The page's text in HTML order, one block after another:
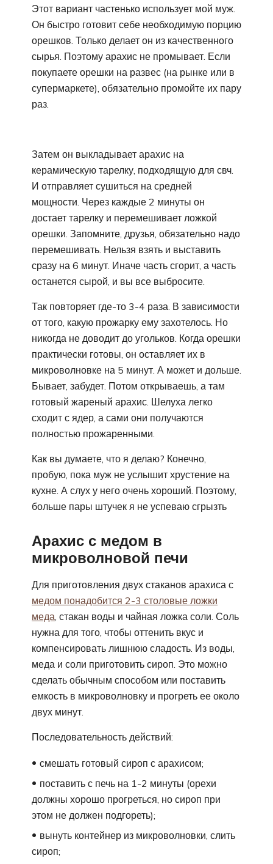
Этот вариант частенько использует мой муж.
Он быстро готовит себе необходимую порцию
орешков. Только делает он из качественного
сырья. Поэтому арахис не промывает. Если
покупаете орешки на развес (на рынке или в
супермаркете), обязательно промойте их пару
раз.
Затем он выкладывает арахис на
керамическую тарелку, подходящую для свч.
И отправляет сушиться на средней
мощности. Через каждые 2 минуты он
достает тарелку и перемешивает ложкой
орешки. Запомните, друзья, обязательно надо
перемешивать. Нельзя взять и выставить
сразу на 6 минут. Иначе часть сгорит, а часть
останется сырой, и вы все выбросите.
Так повторяет где-то 3-4 раза. В зависимости
от того, какую прожарку ему захотелось. Но
никогда не доводит до угольков. Когда орешки
практически готовы, он оставляет их в
микроволновке на 5 минут. А может и дольше.
Бывает, забудет. Потом открываешь, а там
готовый жареный арахис. Шелуха легко
сходит с ядер, а сами они получаются
полностью прожаренными.
Как вы думаете, что я делаю? Конечно,
пробую, пока муж не услышит хрустение на
кухне. А слух у него очень хороший. Поэтому,
больше пары штучек я не успеваю сгрызть
Арахис с медом в
микроволновой печи
Для приготовления двух стаканов арахиса с
медом понадобится 2-3 столовые ложки
меда , стакан воды и чайная ложка соли. Соль
нужна для того, чтобы оттенить вкус и
компенсировать лишнюю сладость. Из воды,
меда и соли приготовить сироп. Это можно
сделать обычным способом или поставить
емкость в микроволновку и прогреть ее около
двух минут.
Последовательность действий:
смешать готовый сироп с арахисом;
поставить с печь на 1-2 минуты (орехи
должны хорошо прогреться, но сироп при
этом не должен подгореть);
вынуть контейнер из микроволновки, слить
сироп;